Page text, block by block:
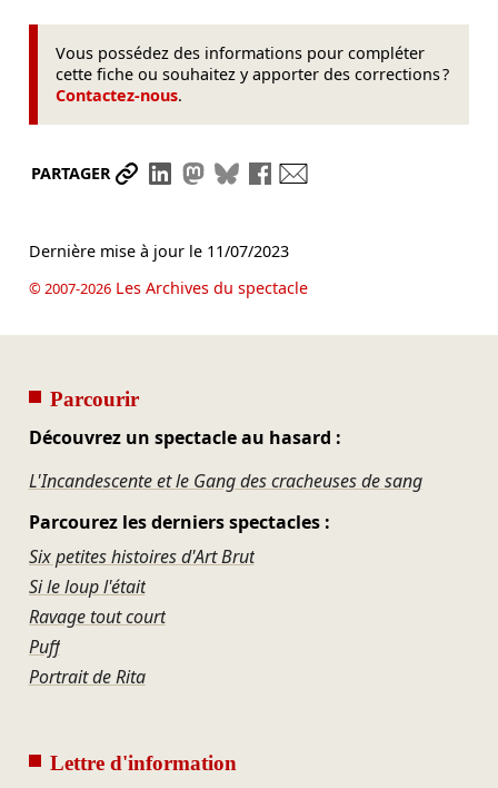
Vous possédez des informations pour compléter
cette fiche ou souhaitez y apporter des corrections ?
Contactez-nous.
PARTAGER Partager le lien
Partager sur LinkedIn
Partager sur Mastodon
Partager sur Bluesky
Partager sur Facebook
Dernière mise à jour le 11/07/2023
© 2007-2026Les Archives du spectacle
Parcourir
Découvrez un spectacle au hasard :
L'Incandescente et le Gang des cracheuses de sang
Parcourez les derniers spectacles :
Six petites histoires d'Art Brut
Si le loup l'était
Ravage tout court
Puff
Portrait de Rita
Lettre d'information